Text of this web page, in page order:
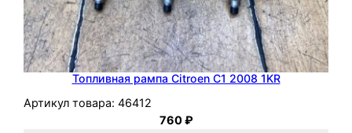
Топливная рампа Citroen C1 2008 1KR
Артикул товара: 46412
760₽